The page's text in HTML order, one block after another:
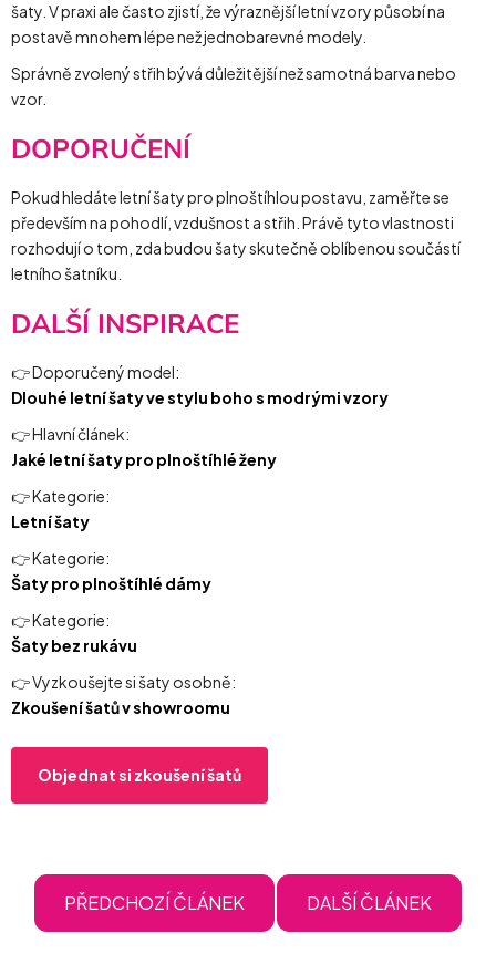
šaty. V praxi ale často zjistí, že výraznější letní vzory působí na
postavě mnohem lépe než jednobarevné modely.
Správně zvolený střih bývá důležitější než samotná barva nebo
vzor.
DOPORUČENÍ
Pokud hledáte letní šaty pro plnoštíhlou postavu, zaměřte se
především na pohodlí, vzdušnost a střih. Právě tyto vlastnosti
rozhodují o tom, zda budou šaty skutečně oblíbenou součástí
letního šatníku.
DALŠÍ INSPIRACE
👉 Doporučený model:
Dlouhé letní šaty ve stylu boho s modrými vzory
👉 Hlavní článek:
Jaké letní šaty pro plnoštíhlé ženy
👉 Kategorie:
Letní šaty
👉 Kategorie:
Šaty pro plnoštíhlé dámy
👉 Kategorie:
Šaty bez rukávu
👉 Vyzkoušejte si šaty osobně:
Zkoušení šatů v showroomu
Objednat si zkoušení šatů
PŘEDCHOZÍ ČLÁNEK DALŠÍ ČLÁNEK